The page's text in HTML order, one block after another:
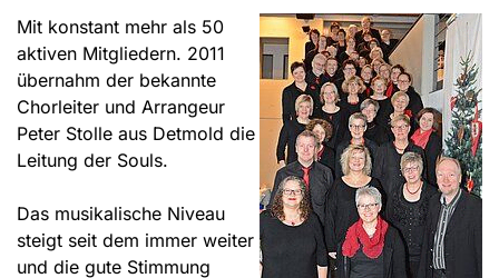
Mit konstant mehr als 50
aktiven Mitgliedern. 2011
übernahm der bekannte
Chorleiter und Arrangeur
Peter Stolle aus Detmold die
Leitung der Souls.
Das musikalische Niveau
steigt seit dem immer weiter
und die gute Stimmung